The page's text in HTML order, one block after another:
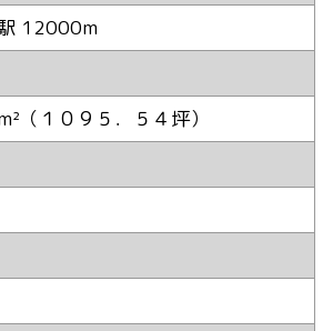
12000m
（１０９５．５４坪）